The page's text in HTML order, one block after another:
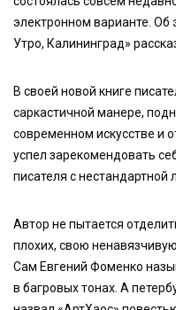
электронном варианте.
Утро, Калининград»
В своей новой книге
саркастичной манере,
современном искусстве и
успел зарекомендовать
писателя с нестандартной
Автор не пытается
плохих, свою
Сам Евгений Фоменко
в багровых тонах. А